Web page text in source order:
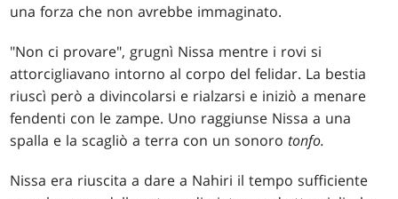
una forza che non avrebbe immaginato.
"Non ci provare", grugnì Nissa mentre i rovi si
attorcigliavano intorno al corpo del felidar. La bestia
riuscì però a divincolarsi e rialzarsi e iniziò a menare
fendenti con le zampe. Uno raggiunse Nissa a una
spalla e la scagliò a terra con un sonorotonfo.
Nissa era riuscita a dare a Nahiri il tempo sufficiente